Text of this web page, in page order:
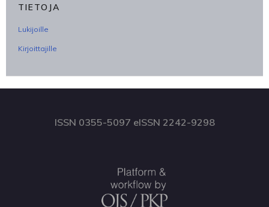
TIETOJA
Lukijoille
Kirjoittajille
ISSN 0355-5097 eISSN 2242-9298